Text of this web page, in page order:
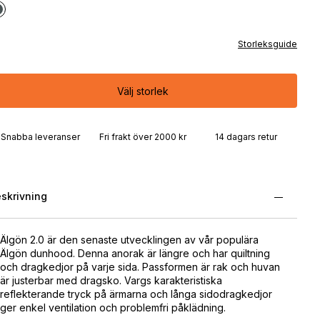
Storleksguide
Välj storlek
Snabba leveranser Fri frakt över 2000 kr 14 dagars retur
Älgön 2.0 är den senaste utvecklingen av vår populära
Älgön dunhood. Denna anorak är längre och har quiltning
och dragkedjor på varje sida. Passformen är rak och huvan
är justerbar med dragsko. Vargs karakteristiska
reflekterande tryck på ärmarna och långa sidodragkedjor
ger enkel ventilation och problemfri påklädning.